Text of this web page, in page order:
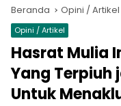
Beranda Opini / Artikel
Opini / Artikel
Hasrat Mulia
Yang Terpiuh
Untuk